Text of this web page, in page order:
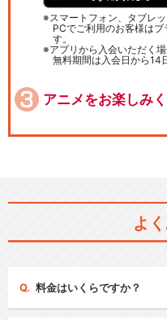
スマートフォン、タブレ
PCでご利用のお客様は
す。
アプリから入会いただく
無料期間は入会日から14
アニメをお楽しみ
よ
料金はいくらですか？